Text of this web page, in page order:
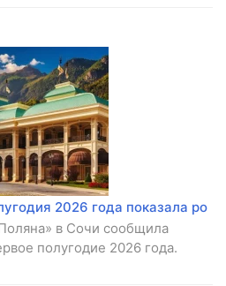
2026 года показала ро
в Сочи сообщила
полугодие 2026 года.